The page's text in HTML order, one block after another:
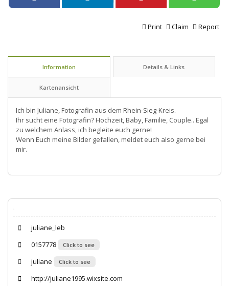
Report
Claim
Print
Information Details & Links
Kartenansicht
Ich bin Juliane, Fotografin aus dem Rhein-Sieg-Kreis.
Ihr sucht eine Fotografin? Hochzeit, Baby, Familie, Couple.. Egal
zu welchem Anlass, ich begleite euch gerne!
Wenn Euch meine Bilder gefallen, meldet euch also gerne bei
mir.
juliane_leb
0157778
Click to see
juliane Click to see
http://juliane1995.wixsite.com